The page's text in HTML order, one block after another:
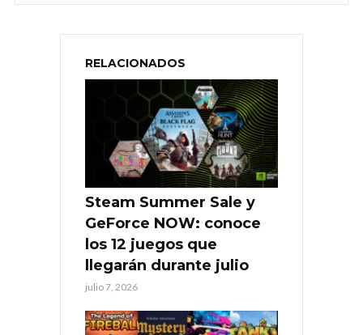
RELACIONADOS
Steam Summer Sale y
GeForce NOW: conoce
los 12 juegos que
llegarán durante julio
julio 7, 2026